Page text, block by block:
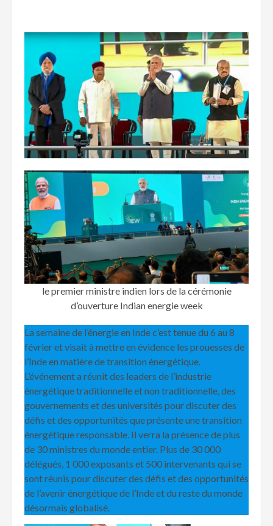
le premier ministre indien lors de la cérémonie
d’ouverture Indian energie week
La semaine de l’énergie en Inde c’est tenue du 6 au 8
février et visait à mettre en évidence les prouesses de
l’Inde en matière de transition énergétique.
L’événement a réunit des leaders de l’industrie
énergétique traditionnelle et non traditionnelle, des
gouvernements et des universités pour discuter des
défis et des opportunités que présente une transition
énergétique responsable. Il verra la présence de plus
de 30 ministres du monde entier. Plus de 30 000
délégués, 1 000 exposants et 500 intervenants qui se
sont réunis pour discuter des défis et des opportunités
de l’avenir énergétique de l’Inde et du reste du monde
désormais globalisé.